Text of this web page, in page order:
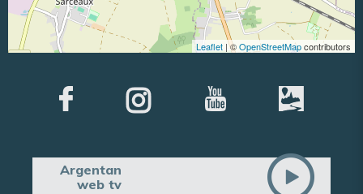
Leaflet | ©OpenStreetMapcontributors
Argentan
web tv